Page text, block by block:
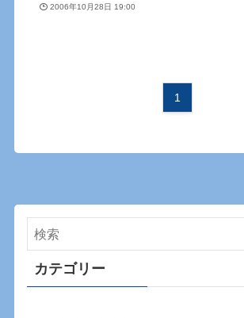
2006年10月28日 19:00
1
カテゴリー